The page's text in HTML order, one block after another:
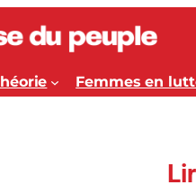
Femmes en